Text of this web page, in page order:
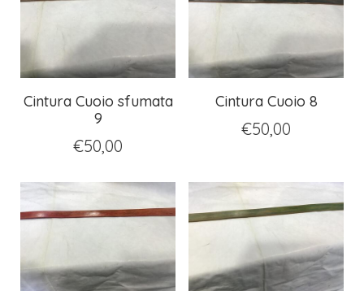
Cintura Cuoio sfumata
9
€50,00
Cintura Cuoio 8
€50,00